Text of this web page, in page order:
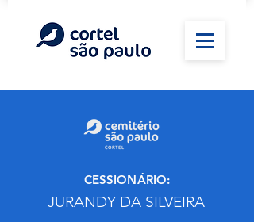
CESSIONÁRIO:
JURANDY DA SILVEIRA